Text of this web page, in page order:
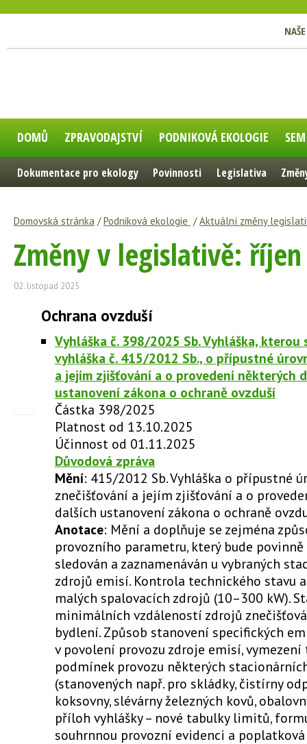
DOMŮ ZPRAVODAJSTVÍ PODNIKOVÁ EKOLOGIE
Dokumentace pro ekology Povinnosti Legislativa
Domovská stránka /Podniková ekologie /Aktuální změny
Změny v legislativě:
02. listopad 2025
Ochrana ovzduší
Vyhláška č. 398/2025 Sb. Vyhláška, kterou
vyhláška č. 415/2012 Sb., o přípustné
a jejím zjišťování a o provedení některých
ustanovení zákona o ochraně ovzduší
Částka 398/2025
Platnost od 13.10.2025
Účinnost od 01.11.2025
Důvodová zpráva
Mění: 415/2012 Sb. Vyhláška o přípustné
znečišťování a jejím zjišťování a o
dalších ustanovení zákona o ochraně
Anotace: Mění a doplňuje se zejména
provozního parametru, který bude
sledován a zaznamenáván u vybraných
zdrojů emisí. Kontrola technického stavu
malých spalovacích zdrojů (10–300 kW).
minimálních vzdáleností zdrojů
bydlení. Způsob stanovení specifických
v povolení provozu zdroje emisí,
podmínek provozu některých
(stanovených např. pro skládky, čistírny
koksovny, slévárny železných kovů,
příloh vyhlášky – nové tabulky limitů,
souhrnnou provozní evidenci a